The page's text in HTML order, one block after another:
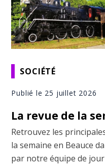
SOCIÉTÉ
Publié le 25 juillet 2026
La revue de la
Retrouvez les
la semaine en Beauce
par notre équipe de